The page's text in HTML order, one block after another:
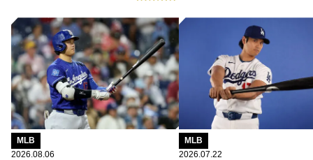
MLB
2026.08.06
MLB
2026.07.22